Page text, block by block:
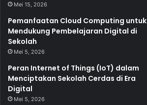
Mei 15, 2026
Pemanfaatan Cloud Computing untuk
Mendukung Pembelajaran Digital di
Sekolah
Mei 5, 2026
Peran Internet of Things (IoT) dalam
Menciptakan Sekolah Cerdas di Era
Digital
Mei 5, 2026